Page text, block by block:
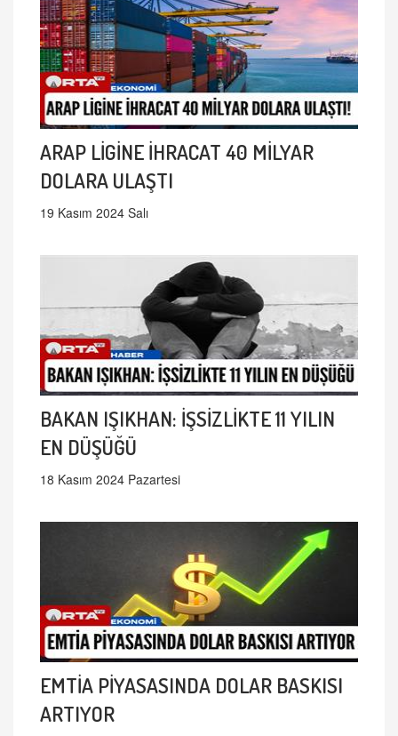
ARAP LİGİNE İHRACAT 40 MİLYAR
DOLARA ULAŞTI
19 Kasım 2024 Salı
BAKAN IŞIKHAN: İŞSİZLİKTE 11 YILIN
EN DÜŞÜĞÜ
18 Kasım 2024 Pazartesi
EMTİA PİYASASINDA DOLAR BASKISI
ARTIYOR